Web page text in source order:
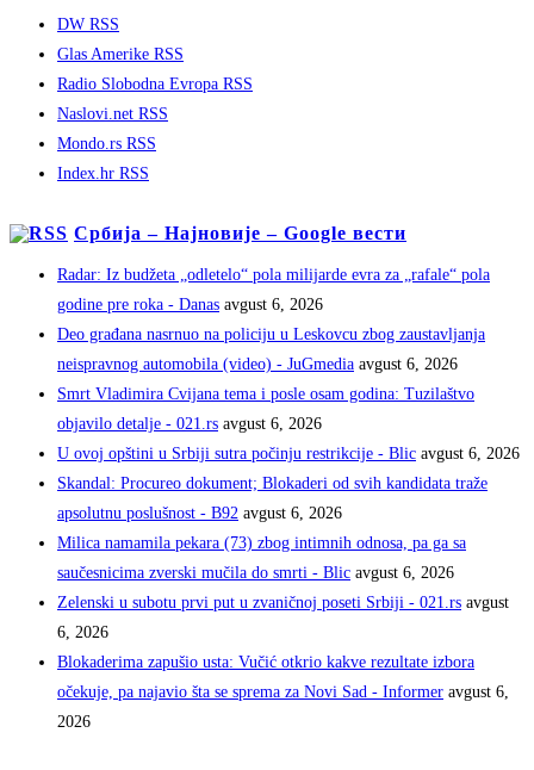
DW RSS
Glas Amerike RSS
Radio Slobodna Evropa RSS
Naslovi.net RSS
Mondo.rs RSS
Index.hr RSS
Србија – Најновије – Google вести
Radar: Iz budžeta „odletelo“ pola milijarde evra za „rafale“ pola
godine pre roka - Danas avgust 6, 2026
Deo građana nasrnuo na policiju u Leskovcu zbog zaustavljanja
neispravnog automobila (video) - JuGmedia avgust 6, 2026
Smrt Vladimira Cvijana tema i posle osam godina: Tuzilaštvo
objavilo detalje - 021.rs avgust 6, 2026
U ovoj opštini u Srbiji sutra počinju restrikcije - Blic avgust 6, 2026
Skandal: Procureo dokument; Blokaderi od svih kandidata traže
apsolutnu poslušnost - B92 avgust 6, 2026
Milica namamila pekara (73) zbog intimnih odnosa, pa ga sa
saučesnicima zverski mučila do smrti - Blic avgust 6, 2026
Zelenski u subotu prvi put u zvaničnoj poseti Srbiji - 021.rs avgust
6, 2026
Blokaderima zapušio usta: Vučić otkrio kakve rezultate izbora
očekuje, pa najavio šta se sprema za Novi Sad - Informer avgust 6,
2026